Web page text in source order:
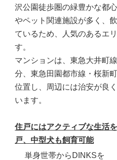
沢公園徒歩圏の緑豊かな都
やペット関連施設が多く、
ているため、人気のあるエ
す。
マンションは、東急大井町
分、東急田園都市線・桜新
位置し、周辺には治安が良
います。
住戸にはアクティブな生活
戸、中型犬も飼育可能
単身世帯からDINKSを